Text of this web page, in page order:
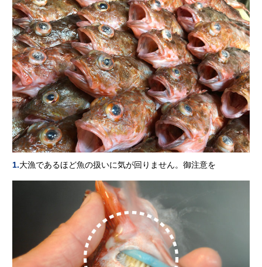
1.大漁であるほど魚の扱いに気が回りません。御注意を